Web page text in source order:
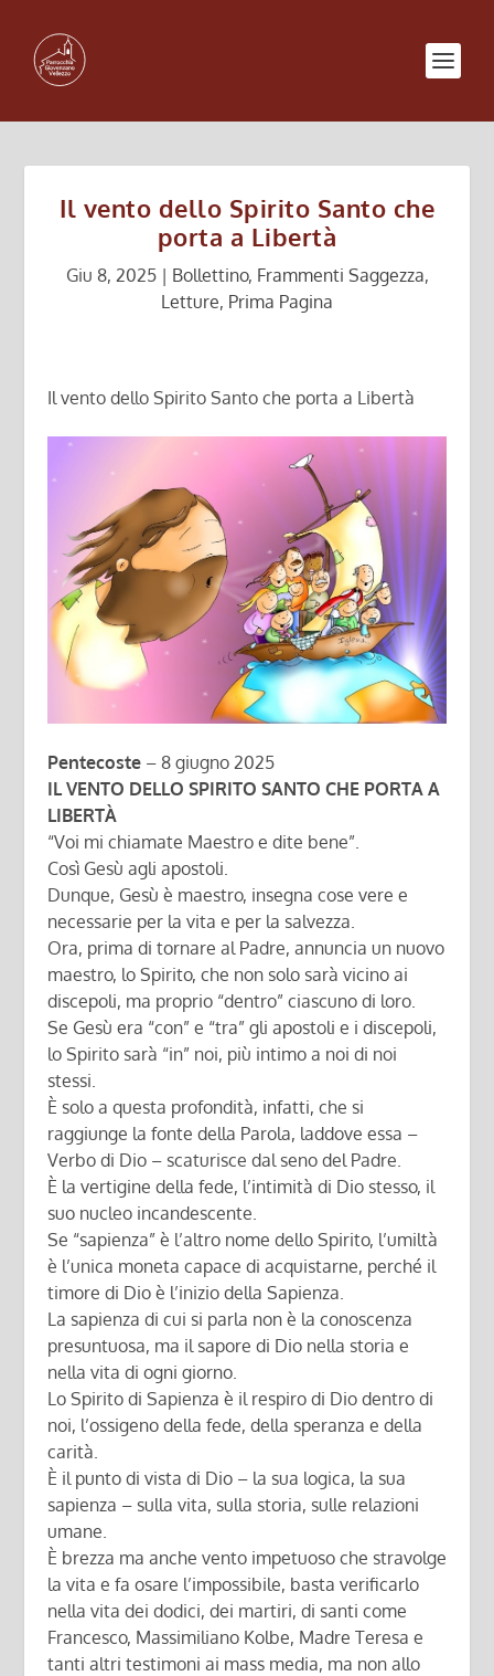
Il vento dello Spirito Santo che
porta a Libertà
Giu 8, 2025| Bollettino, Frammenti Saggezza,
Letture, Prima Pagina
Il vento dello Spirito Santo che porta a Libertà
Pentecoste– 8 giugno 2025
IL VENTO DELLO SPIRITO SANTO CHE PORTA A
LIBERTÀ
“Voi mi chiamate Maestro e dite bene”.
Così Gesù agli apostoli.
Dunque, Gesù è maestro, insegna cose vere e
necessarie per la vita e per la salvezza.
Ora, prima di tornare al Padre, annuncia un nuovo
maestro, lo Spirito, che non solo sarà vicino ai
discepoli, ma proprio “dentro” ciascuno di loro.
Se Gesù era “con” e “tra” gli apostoli e i discepoli,
lo Spirito sarà “in” noi, più intimo a noi di noi
stessi.
È solo a questa profondità, infatti, che si
raggiunge la fonte della Parola, laddove essa –
Verbo di Dio – scaturisce dal seno del Padre.
È la vertigine della fede, l’intimità di Dio stesso, il
suo nucleo incandescente.
Se “sapienza” è l’altro nome dello Spirito, l’umiltà
è l’unica moneta capace di acquistarne, perché il
timore di Dio è l’inizio della Sapienza.
La sapienza di cui si parla non è la conoscenza
presuntuosa, ma il sapore di Dio nella storia e
nella vita di ogni giorno.
Lo Spirito di Sapienza è il respiro di Dio dentro di
noi, l’ossigeno della fede, della speranza e della
carità.
È il punto di vista di Dio – la sua logica, la sua
sapienza – sulla vita, sulla storia, sulle relazioni
umane.
È brezza ma anche vento impetuoso che stravolge
la vita e fa osare l’impossibile, basta verificarlo
nella vita dei dodici, dei martiri, di santi come
Francesco, Massimiliano Kolbe, Madre Teresa e
tanti altri testimoni ai mass media, ma non allo